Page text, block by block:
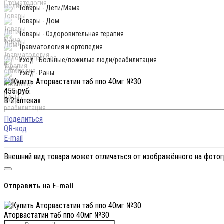
Товары - Дети/Мама
Товары - Дом
Товары - Оздоровительная терапия
Травматология и ортопедия
Уход - Больные/пожилые люди/реабилитация
Уход - Раны
455 руб.
В 2 аптеках
Поделиться
QR-код
E-mail
Внешний вид товара может отличаться от изображённого на
Отправить на E-mail
Аторвастатин таб ппо 40мг №30